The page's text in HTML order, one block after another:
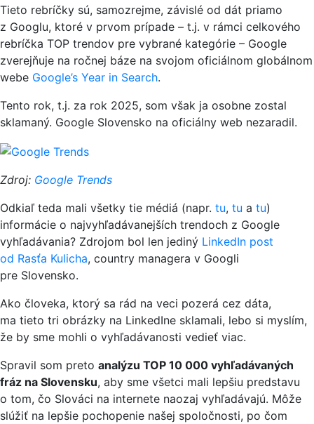
Tieto rebríčky sú, samozrejme, závislé od dát priamo
z Googlu, ktoré v prvom prípade – t.j. v rámci celkového
rebríčka TOP trendov pre vybrané kategórie – Google
zverejňuje na ročnej báze na svojom oficiálnom globálnom
webe Google’s Year in Search.
Tento rok, t.j. za rok 2025, som však ja osobne zostal
sklamaný. Google Slovensko na oficiálny web nezaradil.
Zdroj: Google Trends
Odkiaľ teda mali všetky tie médiá (napr. tu, tu a tu)
informácie o najvyhľadávanejších trendoch z Google
vyhľadávania? Zdrojom bol len jediný LinkedIn post
od Rasťa Kulicha, country managera v Googli
pre Slovensko.
Ako človeka, ktorý sa rád na veci pozerá cez dáta,
ma tieto tri obrázky na LinkedIne sklamali, lebo si myslím,
že by sme mohli o vyhľadávanosti vedieť viac.
Spravil som preto analýzu TOP 10 000 vyhľadávaných
fráz na Slovensku, aby sme všetci mali lepšiu predstavu
o tom, čo Slováci na internete naozaj vyhľadávajú. Môže
slúžiť na lepšie pochopenie našej spoločnosti, po čom